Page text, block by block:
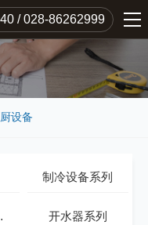
/ 028-86262999
设备
制冷设备系列
列 开水器系列